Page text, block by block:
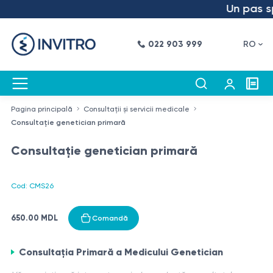
Un pas
022 903 999 RO
Pagina principală
Consultații și servicii medicale
Consultație genetician primară
Consultație genetician primară
Cod: CMS26
650.00 MDL Comandă
Consultația Primară a Medicului Genetician